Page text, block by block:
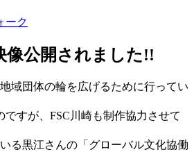
ーク
像公開されました!!
域団体の輪を広げるために行ってい
すが、FSC川崎も制作協力させて
る黒江さんの「グローバル文化協働